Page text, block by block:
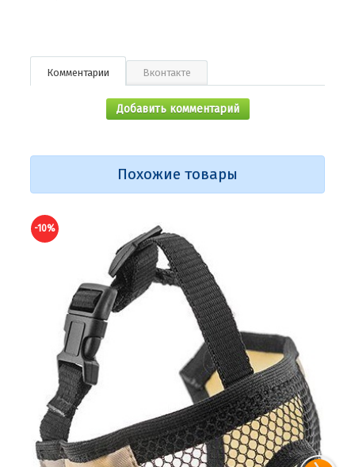
Комментарии Вконтакте
Добавить комментарий
Похожие товары
-10%